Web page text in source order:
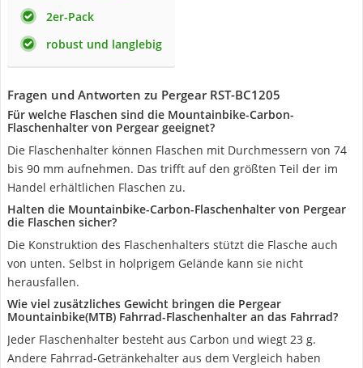
2er-Pack
robust und langlebig
Fragen und Antworten zu Pergear RST-BC1205
Für welche Flaschen sind die Mountainbike-Carbon-
Flaschenhalter von Pergear geeignet?
Die Flaschenhalter können Flaschen mit Durchmessern von 74
bis 90 mm aufnehmen. Das trifft auf den größten Teil der im
Handel erhältlichen Flaschen zu.
Halten die Mountainbike-Carbon-Flaschenhalter von Pergear
die Flaschen sicher?
Die Konstruktion des Flaschenhalters stützt die Flasche auch
von unten. Selbst in holprigem Gelände kann sie nicht
herausfallen.
Wie viel zusätzliches Gewicht bringen die Pergear
Mountainbike(MTB) Fahrrad-Flaschenhalter an das Fahrrad?
Jeder Flaschenhalter besteht aus Carbon und wiegt 23 g.
Andere Fahrrad-Getränkehalter aus dem Vergleich haben